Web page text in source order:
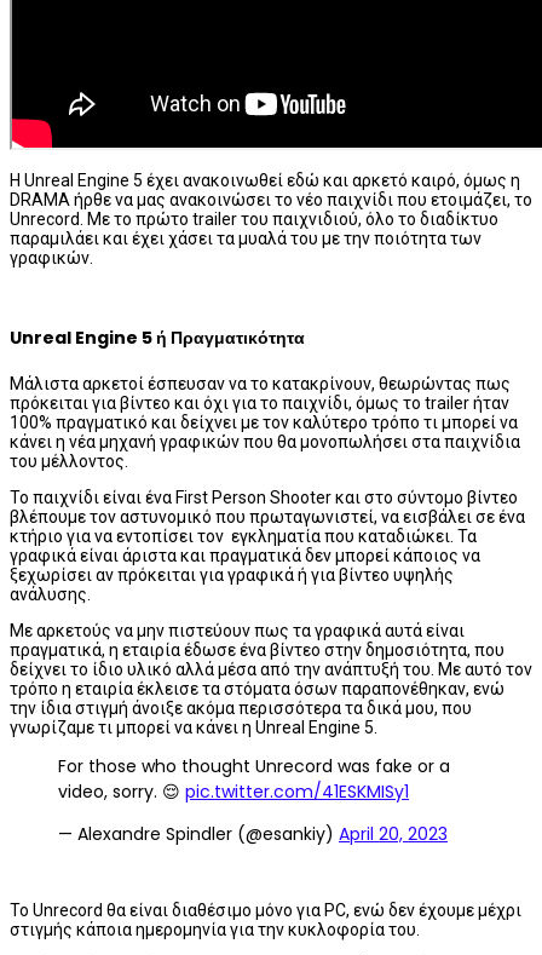
Η Unreal Engine 5 έχει ανακοινωθεί εδώ και αρκετό καιρό, όμως η
DRAMA ήρθε να μας ανακοινώσει το νέο παιχνίδι που ετοιμάζει, το
Unrecord. Με το πρώτο trailer του παιχνιδιού, όλο το διαδίκτυο
παραμιλάει και έχει χάσει τα μυαλά του με την ποιότητα των
γραφικών.
Unreal Engine 5 ή Πραγματικότητα
Μάλιστα αρκετοί έσπευσαν να το κατακρίνουν, θεωρώντας πως
πρόκειται για βίντεο και όχι για το παιχνίδι, όμως το trailer ήταν
100% πραγματικό και δείχνει με τον καλύτερο τρόπο τι μπορεί να
κάνει η νέα μηχανή γραφικών που θα μονοπωλήσει στα παιχνίδια
του μέλλοντος.
Το παιχνίδι είναι ένα First Person Shooter και στο σύντομο βίντεο
βλέπουμε τον αστυνομικό που πρωταγωνιστεί, να εισβάλει σε ένα
κτήριο για να εντοπίσει τον εγκληματία που καταδιώκει. Τα
γραφικά είναι άριστα και πραγματικά δεν μπορεί κάποιος να
ξεχωρίσει αν πρόκειται για γραφικά ή για βίντεο υψηλής
ανάλυσης.
Με αρκετούς να μην πιστεύουν πως τα γραφικά αυτά είναι
πραγματικά, η εταιρία έδωσε ένα βίντεο στην δημοσιότητα, που
δείχνει το ίδιο υλικό αλλά μέσα από την ανάπτυξή του. Με αυτό τον
τρόπο η εταιρία έκλεισε τα στόματα όσων παραπονέθηκαν, ενώ
την ίδια στιγμή άνοιξε ακόμα περισσότερα τα δικά μου, που
γνωρίζαμε τι μπορεί να κάνει η Unreal Engine 5.
For those who thought Unrecord was fake or a
video, sorry. 😌 pic.twitter.com/41ESKMISy1
— Alexandre Spindler (@esankiy) April 20, 2023
To Unrecord θα είναι διαθέσιμο μόνο για PC, ενώ δεν έχουμε μέχρι
στιγμής κάποια ημερομηνία για την κυκλοφορία του.